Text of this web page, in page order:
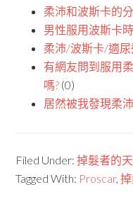
柔沛和波斯卡的
男性服用波斯卡
柔沛/波斯卡/適
有網友問到服用
嗎? (0)
居然被我發現柔
Filed Under:掉髮者的
Tagged With: Proscar,